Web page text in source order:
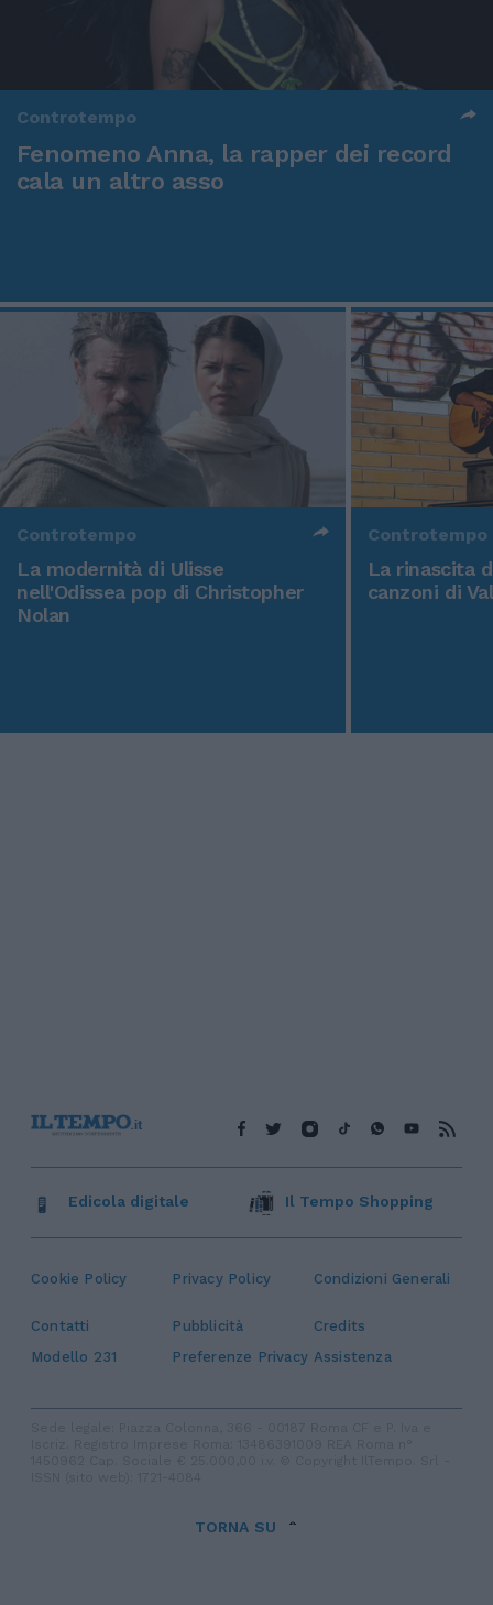
Controtempo
Fenomeno Anna, la rapper dei record
cala un altro asso
Controtempo
La modernità di Ulisse
nell'Odissea pop di Christopher
Nolan
Controtempo
La rinascita
canzoni di
Cookie Policy Privacy Policy Condizioni Generali
Contatti Pubblicità
Credits
Modello 231
Preferenze Privacy Assistenza
Edicola digitale Il Tempo Shopping
TORNA SU